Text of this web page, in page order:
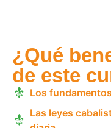
¿Qué
de este
Los
Las leyes